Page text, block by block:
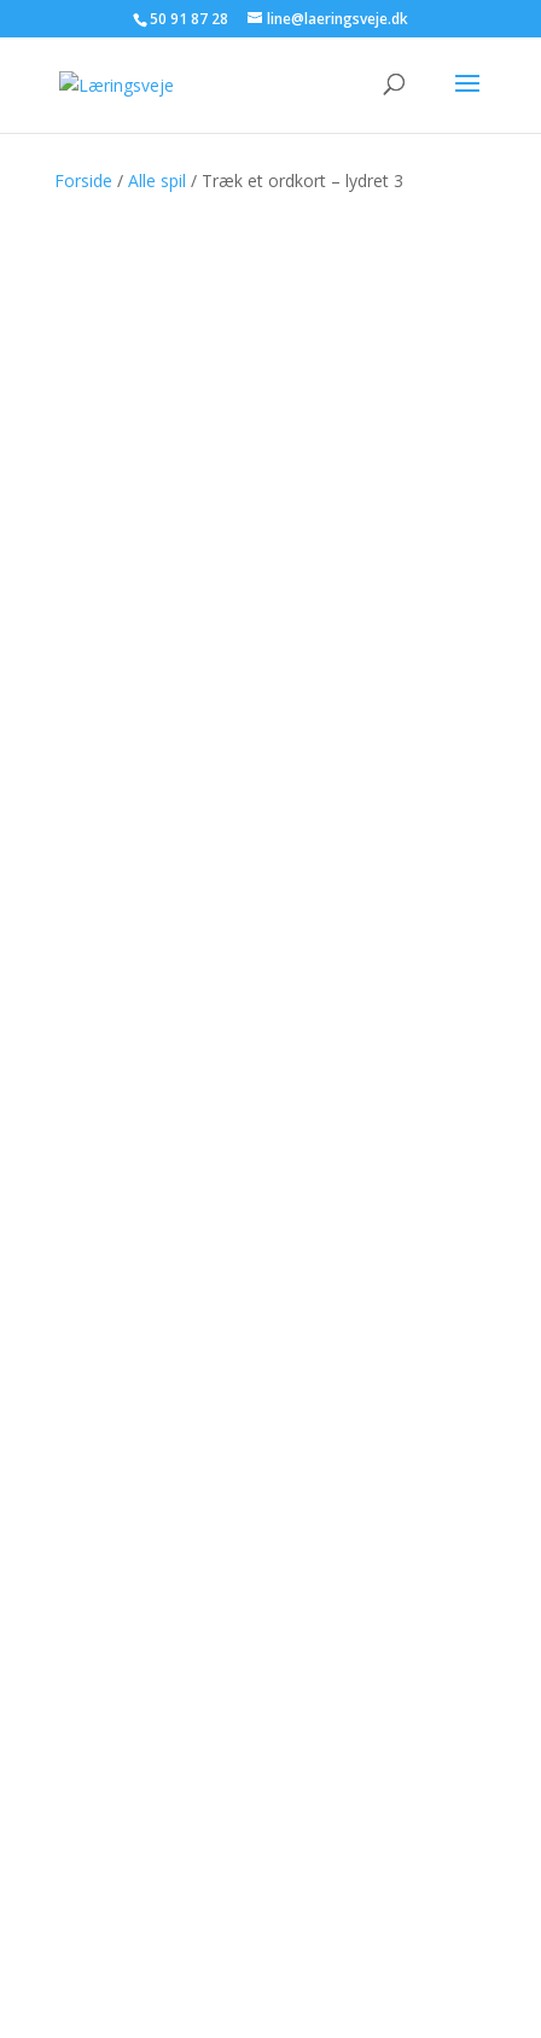
50 91 87 28 line@laeringsveje.dk
Forside / Alle spil / Træk et ordkort – lydret 3